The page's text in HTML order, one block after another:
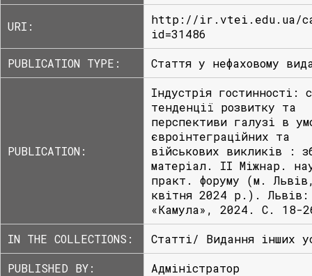
URI:
http://ir.vtei.edu.ua/
id=31486
PUBLICATION TYPE:
Стаття у нефаховому
PUBLICATION:
Індустрія гостинності:
тенденції розвитку та
перспективи галузі в
євроінтеграційних та
військових викликів :
матеріал. ІІ Міжнар.
практ. форуму (м.
квітня 2024 р.). Львів:
«Камула», 2024. С. 18-
IN THE COLLECTIONS:
Статті/ Видання інших
PUBLISHED BY:
Адміністратор